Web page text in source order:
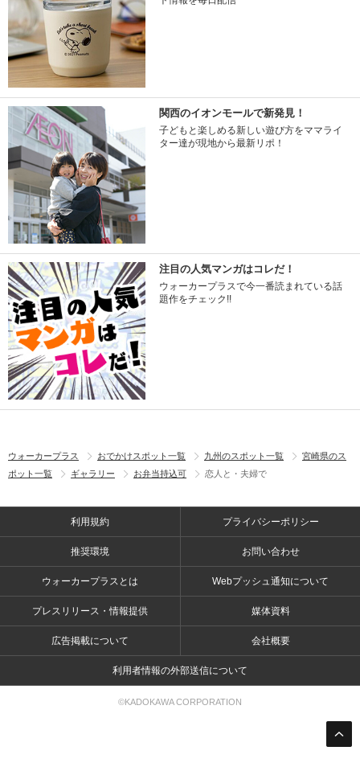
関西のイオンモールで新発見！
子どもと楽しめる新しい遊び方をママライ
ター達が現地から最新リポ！
注目の人気マンガはコレだ！
ウォーカープラスで今一番読まれている話
題作をチェック!!
ウォーカープラス おでかけスポット一覧 九州のスポット一覧
宮崎県のス
ポット一覧
ギャラリー お弁当持込可 恋人と・夫婦で
利用規約 プライバシーポリシー
推奨環境 お問い合わせ
ウォーカープラスとは Webプッシュ通知について
プレスリリース・情報提供 媒体資料
広告掲載について 会社概要
利用者情報の外部送信について
©KADOKAWA CORPORATION